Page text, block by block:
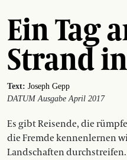
Ein Tag
Strand
Text: Joseph Gepp
DATUM Ausgabe April 2017
Es gibt Reisende, die
die Fremde kennen­lernen
Landschaften